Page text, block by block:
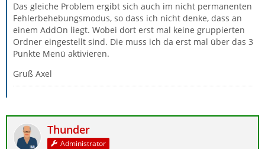
Das gleiche Problem ergibt sich auch im nicht permanenten
Fehlerbehebungsmodus, so dass ich nicht denke, dass an
einem AddOn liegt. Wobei dort erst mal keine gruppierten
Ordner eingestellt sind. Die muss ich da erst mal über das 3
Punkte Menü aktivieren.
Gruß Axel
Thunder
Administrator